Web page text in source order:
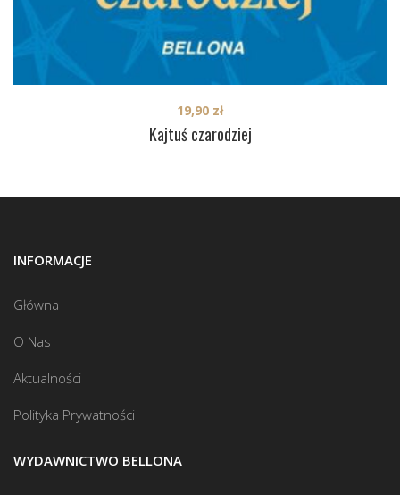
Kajtuś czarodziej
19,90 zł
INFORMACJE
Główna
O Nas
Aktualności
Polityka Prywatności
WYDAWNICTWO BELLONA